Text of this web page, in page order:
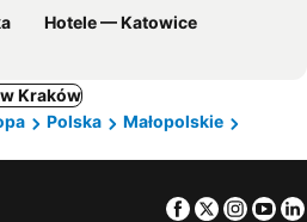
Hotele — Katowice
Kraków
Polska
Małopolskie
Facebook
Twitter